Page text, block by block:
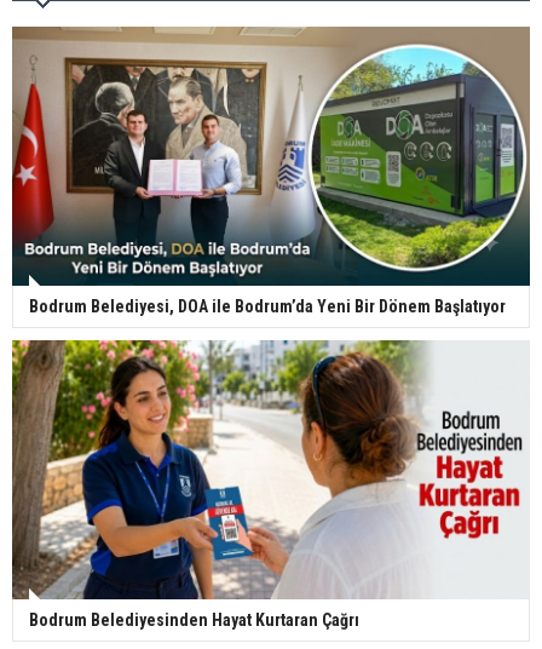
Bodrum Belediyesi, DOA ile Bodrum’da Yeni Bir Dönem Başlatıyor
Bodrum Belediyesinden Hayat Kurtaran Çağrı